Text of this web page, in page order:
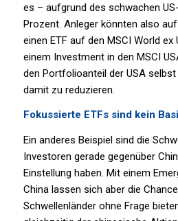
es – aufgrund des schwachen
Prozent. Anleger könnten also
einen ETF auf den MSCI World
einem Investment in den MSCI
den Portfolioanteil der USA
damit zu reduzieren.
Fokussierte ETFs sind kein
Ein anderes Beispiel sind die
Investoren gerade gegenüber
Einstellung haben. Mit einem
China lassen sich aber die
Schwellenländer ohne Frage